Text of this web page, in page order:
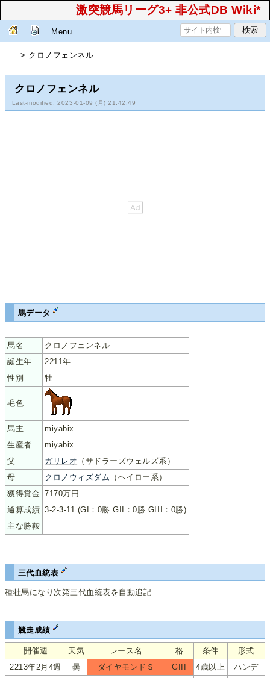
激突競馬リーグ3+ 非公式DB Wiki*
Menu
> クロノフェンネル
クロノフェンネル
Last-modified: 2023-01-09 (月) 21:42:49
馬データ
馬名
クロノフェンネル
誕生年
2211年
性別
牡
毛色
馬主
miyabix
生産者
miyabix
父
ガリレオ （サドラーズウェルズ系）
母
クロノウィズダム （ヘイロー系）
獲得賞金 7170万円
通算成績 3-2-3-11 (GI：0勝 GII：0勝 GIII：0勝)
主な勝鞍
三代血統表
種牡馬になり次第三代血統表を自動追記
競走成績
開催週 天気 レース名 格 条件 形式
2213年2月4週
曇 ダイヤモンドＳ GIII 4歳以上
ハンデ